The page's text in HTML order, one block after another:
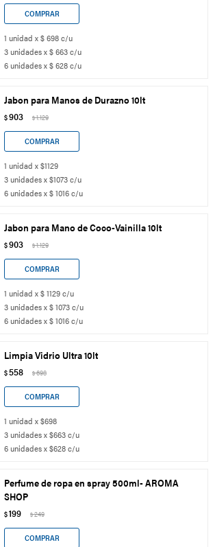
1 unidad x $ 698 c/u
3 unidades x $ 663 c/u
6 unidades x $ 628 c/u
Jabon para Manos de Durazno 10lt
$903 $1.129
1 unidad x $1129
3 unidades x $1073 c/u
6 unidades x $ 1016 c/u
Jabon para Mano de Coco-Vainilla 10lt
$903 $1.129
1 unidad x $ 1129 c/u
3 unidades x $ 1073 c/u
6 unidades x $ 1016 c/u
Limpia Vidrio Ultra 10lt
$558 $698
1 unidad x $698
3 unidades x $663 c/u
6 unidades x $628 c/u
Perfume de ropa en spray 500ml- AROMA
SHOP
$199 $249